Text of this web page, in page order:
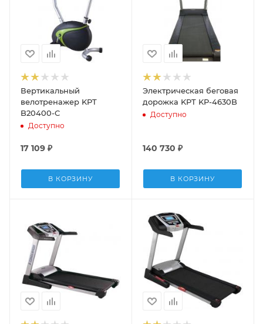
Вертикальный
велотренажер KPT
B20400-C
Доступно
17 109 ₽
В КОРЗИНУ
Электрическая беговая
дорожка KPT KP-4630B
Доступно
140 730 ₽
В КОРЗИНУ